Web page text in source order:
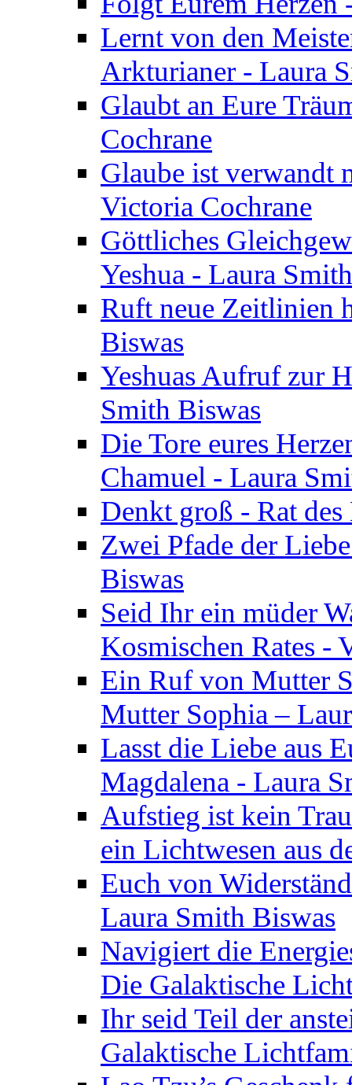
Lernt von den
Arkturianer - Laura
Glaubt an Eure
Cochrane
Glaube ist verwandt
Victoria Cochrane
Göttliches
Yeshua - Laura
Ruft neue Zeitlinien
Biswas
Yeshuas Aufruf zur
Smith Biswas
Die Tore eures
Chamuel - Laura
Denkt groß - Rat
Zwei Pfade der
Biswas
Seid Ihr ein müder
Kosmischen Rates -
Ein Ruf von Mutter
Mutter Sophia –
Lasst die Liebe aus
Magdalena - Laura
Aufstieg ist kein
ein Lichtwesen aus
Euch von
Laura Smith Biswas
Navigiert die
Die Galaktische
Ihr seid Teil der
Galaktische